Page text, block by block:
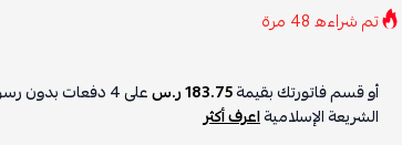
تم شراءه48 مرة
أو قسم فاتورتك بقيمة183.75 ر.س على4دفعات بدون
الشريعة الإسلاميةاعرف أكثر